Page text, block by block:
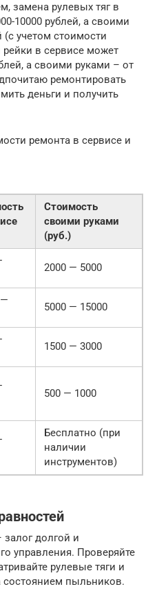
замена рулевых тяг в
10000 рублей, а своими
(с учетом стоимости
рейки в сервисе может
а своими руками – от
ремонтировать
деньги и получить
ремонта в сервисе и
Стоимость
своими руками
(руб.)
2000 — 5000
5000 — 15000
1500 — 3000
500 — 1000
Бесплатно (при
наличии
инструментов)
залог долгой и
управления. Проверяйте
рулевые тяги и
пыльников.